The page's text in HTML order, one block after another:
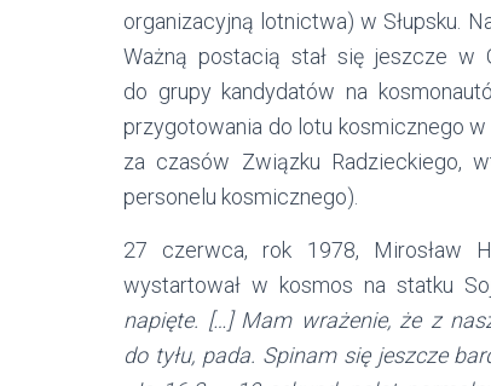
organizacyjną lotnictwa) w Słupsku.
Ważną postacią stał się jeszcze w
do grupy kandydatów na
przygotowania do lotu kosmicznego
za czasów Związku Radzieckiego,
personelu kosmicznego).
27 czerwca, rok 1978, Mirosław
wystartował w kosmos na statku
napięte. […] Mam wrażenie, że z
do tyłu, pada. Spinam się jeszcze